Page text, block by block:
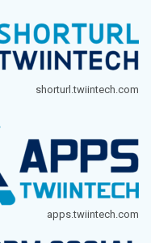
shorturl.twiintech.com
apps.twiintech.com